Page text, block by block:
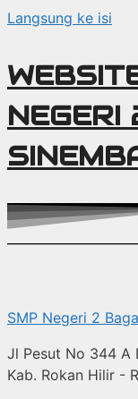
Langsung ke isi
NEGERI
SMP Negeri 2
Jl Pesut No 344 A
Kab. Rokan Hilir -